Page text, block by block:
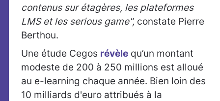
contenus sur étagères, les plateformes
LMS et les serious game", constate Pierre
Berthou.
Une étude Cegos révèle qu’un montant
modeste de 200 à 250 millions est alloué
au e-learning chaque année. Bien loin des
10 milliards d'euro attribués à la